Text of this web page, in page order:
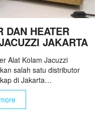
DAN HEATER
JAKARTA
Alat Kolam Jacuzzi
salah satu distributor
di Jakarta…